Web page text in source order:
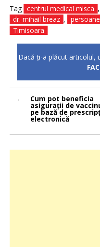
Tag centrul medical misca ,
dr. mihail breaz , persoane
Timisoara
Dacă ţi-a plăcut articolul,
Navigare
în
articole
Cum pot beneficia
asigurații de
pe bază de
electronică